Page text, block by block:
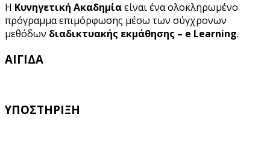
Η Κυνηγετική Ακαδημίαείναι ένα ολοκληρωμένο
πρόγραμμα επιμόρφωσης μέσω των σύγχρονων
μεθόδων διαδικτυακής εκμάθησης – e Learning.
ΑΙΓΙΔΑ
ΥΠΟΣΤΗΡΙΞΗ